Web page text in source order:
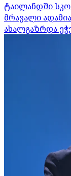
ტაილანდში
მრავალი
ახალგაზრდა